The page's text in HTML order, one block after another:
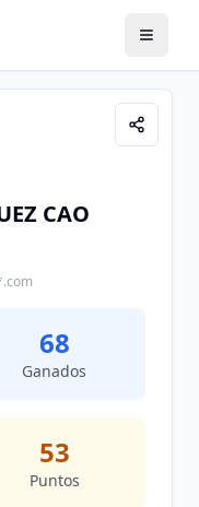
CAO
68
Ganados
53
Puntos